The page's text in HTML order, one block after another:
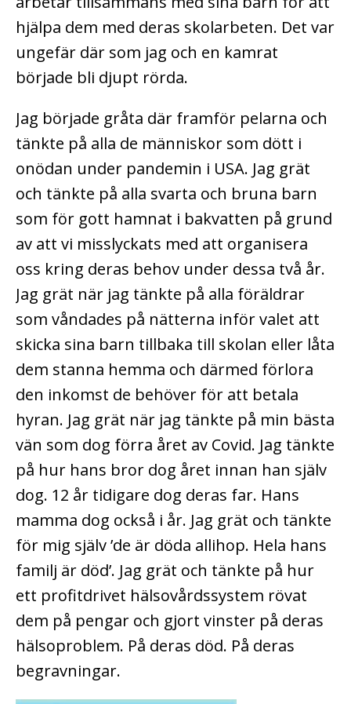
hjälpa dem med deras skolarbeten. Det var
ungefär där som jag och en kamrat
började bli djupt rörda.
Jag började gråta där framför pelarna och
tänkte på alla de människor som dött i
onödan under pandemin i USA. Jag grät
och tänkte på alla svarta och bruna barn
som för gott hamnat i bakvatten på grund
av att vi misslyckats med att organisera
oss kring deras behov under dessa två år.
Jag grät när jag tänkte på alla föräldrar
som våndades på nätterna inför valet att
skicka sina barn tillbaka till skolan eller låta
dem stanna hemma och därmed förlora
den inkomst de behöver för att betala
hyran. Jag grät när jag tänkte på min bästa
vän som dog förra året av Covid. Jag tänkte
på hur hans bror dog året innan han själv
dog. 12 år tidigare dog deras far. Hans
mamma dog också i år. Jag grät och tänkte
för mig själv ’de är döda allihop. Hela hans
familj är död’. Jag grät och tänkte på hur
ett profitdrivet hälsovårdssystem rövat
dem på pengar och gjort vinster på deras
hälsoproblem. På deras död. På deras
begravningar.